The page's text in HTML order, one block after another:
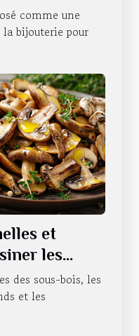
comme une
bijouterie pour
et
les
des sous-bois, les
et les